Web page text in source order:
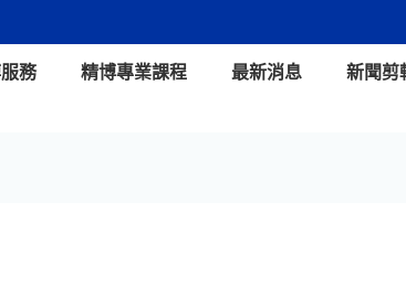
務 精博專業課程 最新消息 新聞剪